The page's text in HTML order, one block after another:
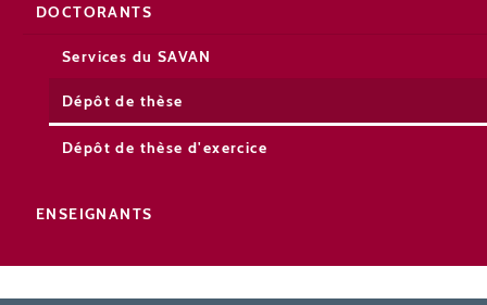
DOCTORANTS
Services du SAVAN
Dépôt de thèse
Dépôt de thèse d'exercice
ENSEIGNANTS